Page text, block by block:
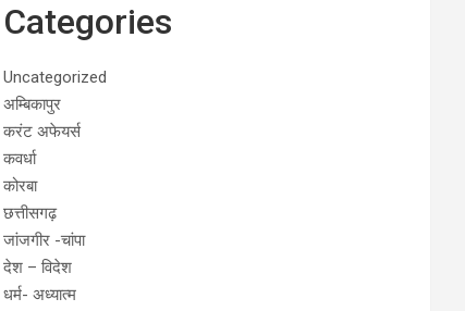
Categories
Uncategorized
अम्बिकापुर
करंट अफेयर्स
कवर्धा
कोरबा
छत्तीसगढ़
जांजगीर -चांपा
देश – विदेश
धर्म- अध्यात्म